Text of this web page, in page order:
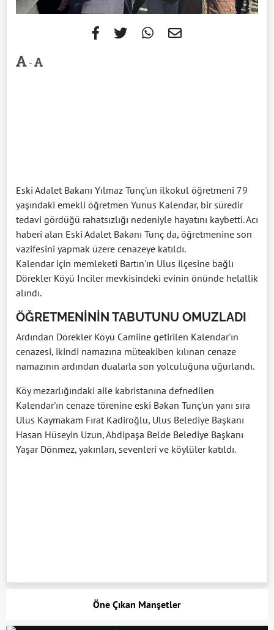
-
Eski Adalet Bakanı Yılmaz Tunç'un ilkokul öğretmeni 79
yaşındaki emekli öğretmen Yunus Kalendar, bir süredir
tedavi gördüğü rahatsızlığı nedeniyle hayatını kaybetti. Acı
haberi alan Eski Adalet Bakanı Tunç da, öğretmenine son
vazifesini yapmak üzere cenazeye katıldı.
Kalendar için memleketi Bartın'ın Ulus ilçesine bağlı
Dörekler Köyü İnciler mevkisindeki evinin önünde helallik
alındı.
ÖĞRETMENİNİN TABUTUNU OMUZLADI
Ardından Dörekler Köyü Camiine getirilen Kalendar'ın
cenazesi, ikindi namazına müteakiben kılınan cenaze
namazının ardından dualarla son yolculuğuna uğurlandı.
Köy mezarlığındaki aile kabristanına defnedilen
Kalendar'ın cenaze törenine eski Bakan Tunç'un yanı sıra
Ulus Kaymakam Fırat Kadiroğlu, Ulus Belediye Başkanı
Hasan Hüseyin Uzun, Abdipaşa Belde Belediye Başkanı
Yaşar Dönmez, yakınları, sevenleri ve köylüler katıldı.
Öne Çıkan Manşetler